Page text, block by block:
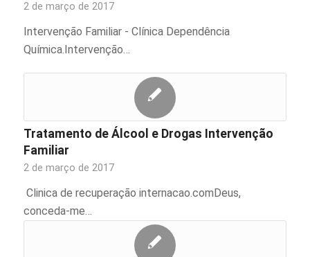
2 de março de 2017
Intervenção Familiar - Clínica Dependência
Química.Intervenção…
Tratamento de Álcool e Drogas Intervenção
Familiar
2 de março de 2017
Clinica de recuperação internacao.comDeus,
conceda-me…